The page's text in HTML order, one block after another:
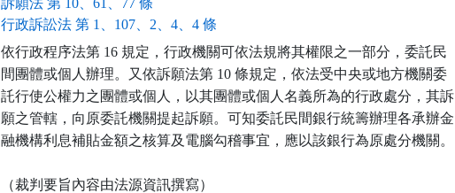
訴願法 第 10、61、77 條
行政訴訟法 第 1、107、2、4、4 條
依行政程序法第 16 規定，行政機關可依法規將其權限之一部分，委託民
間團體或個人辦理。又依訴願法第 10 條規定，依法受中央或地方機關委
託行使公權力之團體或個人，以其團體或個人名義所為的行政處分，其訴
願之管轄，向原委託機關提起訴願。可知委託民間銀行統籌辦理各承辦金
融機構利息補貼金額之核算及電腦勾稽事宜，應以該銀行為原處分機關。
（裁判要旨內容由法源資訊撰寫）